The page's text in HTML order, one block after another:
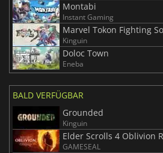
Montabi
Instant Gaming
Marvel Tokon Fighting
Kinguin
Doloc Town
Eneba
BALD VERFÜGBAR
Grounded
Kinguin
Elder Scrolls 4 Oblivion
GAMESEAL